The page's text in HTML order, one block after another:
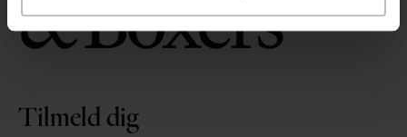
Tilmeld dig